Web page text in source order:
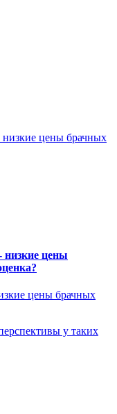
низкие цены
цены брачных